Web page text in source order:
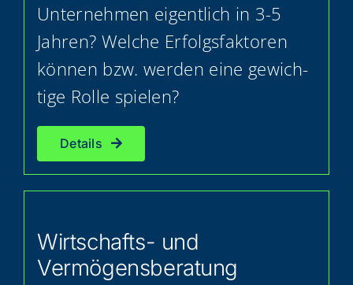
Unter­neh­men eigent­lich in 3-5
Jah­ren? Wel­che Erfolgs­fak­to­ren
kön­nen bzw. wer­den eine gewich­
ti­ge Rol­le spielen?
Details
Wirt­schafts- und
Vermögensberatung